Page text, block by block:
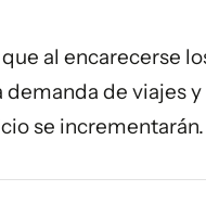
al encarecerse
de viajes
se